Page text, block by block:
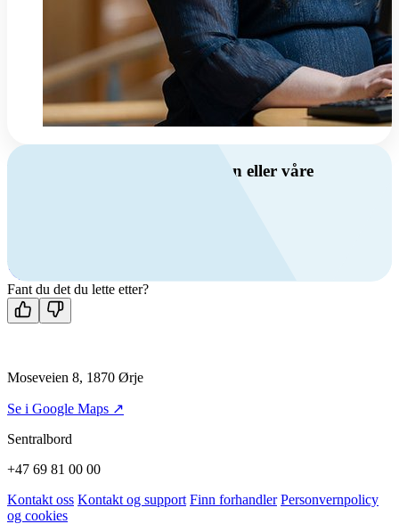
Har du spørsmål om ventilasjon eller våre
Kontakt oss
Fant du det du lette etter?
Moseveien 8, 1870 Ørje
Se i Google Maps ↗
Sentralbord
+47 69 81 00 00
Kontakt oss Kontakt og support Finn forhandler Personvernpolicy
og cookies